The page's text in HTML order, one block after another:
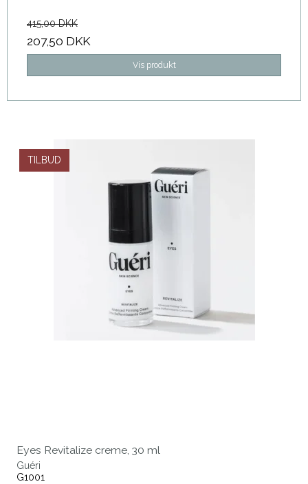
415,00 DKK
207,50 DKK
Vis produkt
TILBUD
Eyes Revitalize creme, 30 ml
Guéri
G1001